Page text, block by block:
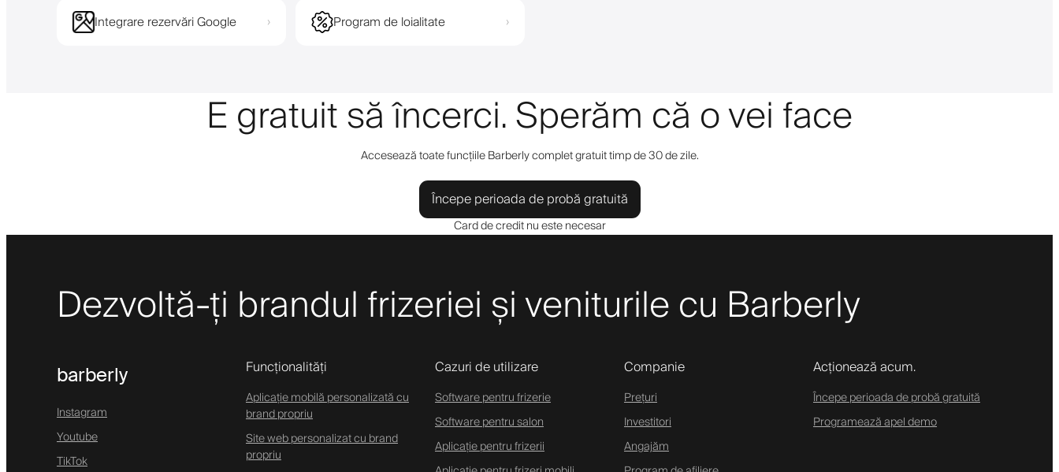
Integrare rezervări Google › Program de loialitate ›
E gratuit să încerci. Sperăm că o vei face
Accesează toate funcțiile Barberly complet gratuit timp de 30 de zile.
Începe perioada de probă gratuită
Card de credit nu este necesar
Dezvoltă-ți brandul frizeriei și veniturile cu Barberly
barberly
Instagram
Youtube
TikTok
Funcționalități
Aplicație mobilă personalizată cu
brand propriu
Site web personalizat cu brand
propriu
Cazuri de utilizare
Software pentru frizerie
Software pentru salon
Aplicație pentru frizerii
Companie
Prețuri
Investitori
Angajăm
Acționează acum.
Începe perioada de probă gratuită
Programează apel demo